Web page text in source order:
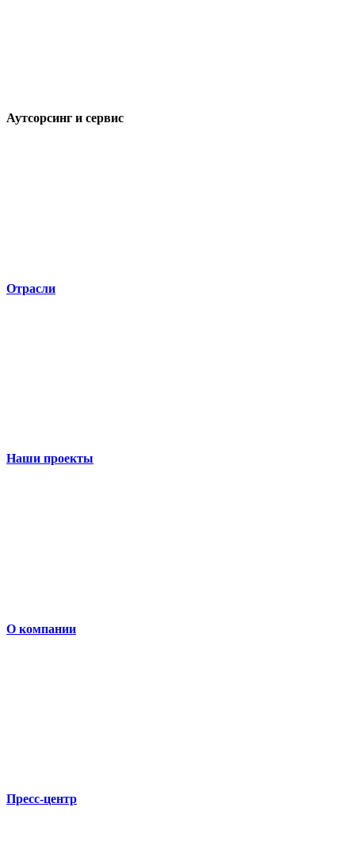
Аутсорсинг и сервис
Отрасли
Наши проекты
О компании
Пресс-центр